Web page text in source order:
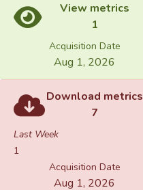
View metrics
1
Acquisition Date
Aug 1, 2026
Download metrics
7
Last Week
1
Acquisition Date
Aug 1, 2026